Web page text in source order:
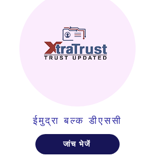
ईमुद्रा बल्क डीएससी
जांच भेजें